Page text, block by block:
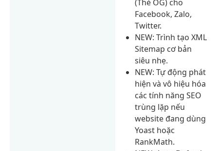
(Thẻ OG) cho
Facebook, Zalo,
Twitter.
NEW: Trình tạo XML
Sitemap cơ bản
siêu nhẹ.
NEW: Tự động phát
hiện và vô hiệu hóa
các tính năng SEO
trùng lặp nếu
website đang dùng
Yoast hoặc
RankMath.